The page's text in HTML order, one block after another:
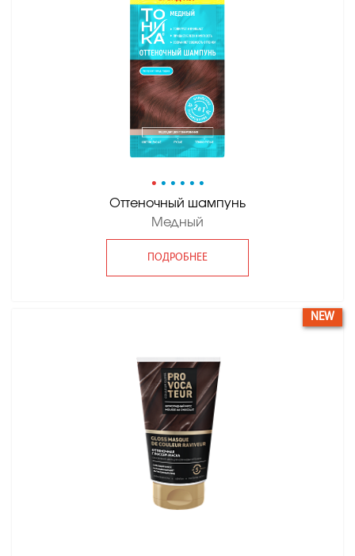
• • • • • •
Оттеночный шампунь
Медный
ПОДРОБНЕЕ
NEW